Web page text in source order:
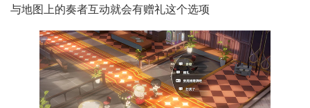
与地图上的奏者互动就会有赠礼这个选项